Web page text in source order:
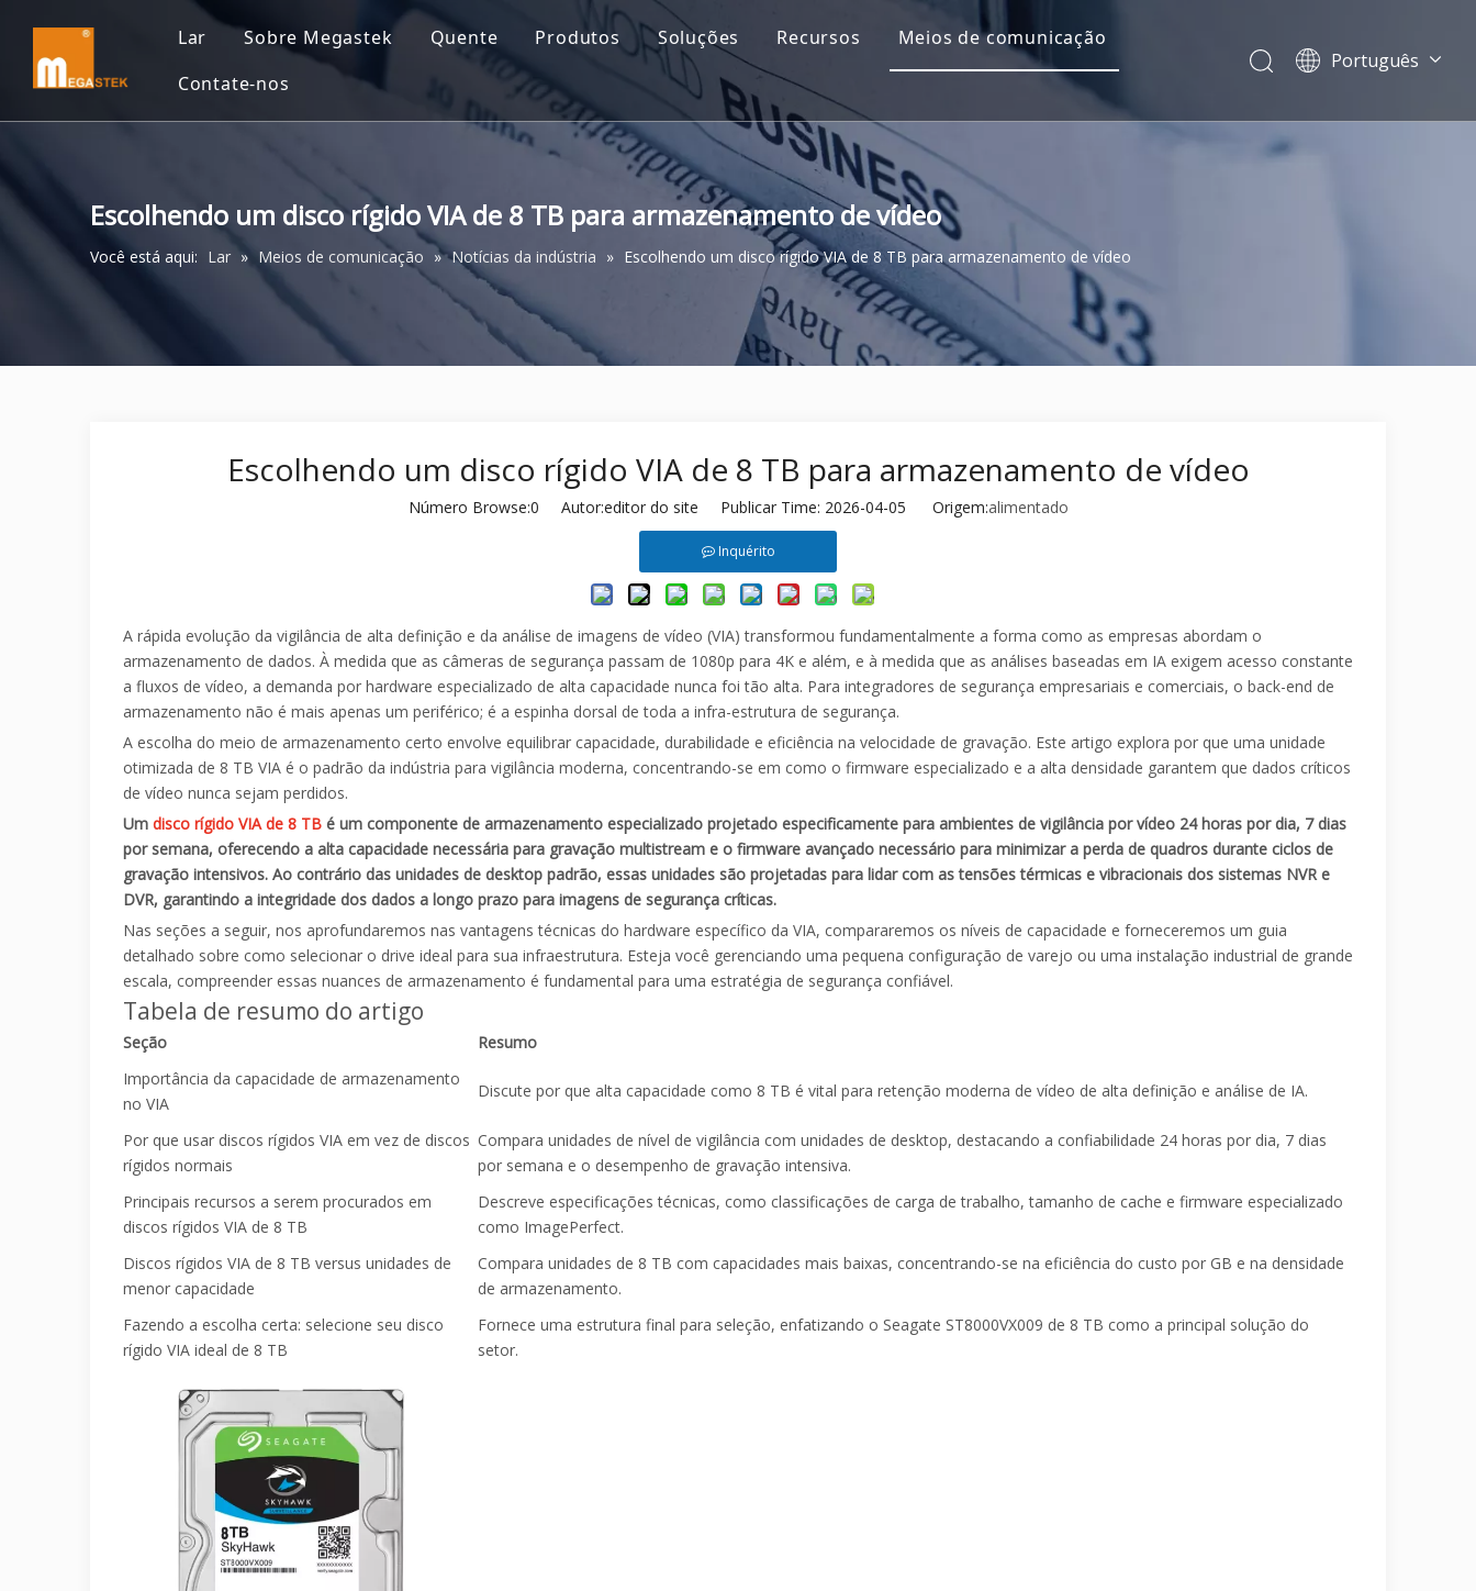
Lar Sobre Megastek Quente Produtos Soluções Recursos
Meios de comunicação
Contate-nos
Português
norsk språk
简体中文
Escolhendo um disco rígido VIA de 8 TB para armazenamento de vídeo
Você está aqui: Lar » Meios de comunicação » Notícias da indústria » Escolhendo um disco rígido VIA de 8 TB para armazenamento de vídeo
Escolhendo um disco rígido VIA de 8 TB para armazenamento de vídeo
Número Browse:0 Autor:editor do site Publicar Time: 2026-04-05 Origem:alimentado
Inquérito
A rápida evolução da vigilância de alta definição e da análise de imagens de vídeo (VIA) transformou fundamentalmente a forma como as empresas abordam o
armazenamento de dados. À medida que as câmeras de segurança passam de 1080p para 4K e além, e à medida que as análises baseadas em IA exigem acesso constante
a fluxos de vídeo, a demanda por hardware especializado de alta capacidade nunca foi tão alta. Para integradores de segurança empresariais e comerciais, o back-end de
armazenamento não é mais apenas um periférico; é a espinha dorsal de toda a infra-estrutura de segurança.
A escolha do meio de armazenamento certo envolve equilibrar capacidade, durabilidade e eficiência na velocidade de gravação. Este artigo explora por que uma unidade
otimizada de 8 TB VIA é o padrão da indústria para vigilância moderna, concentrando-se em como o firmware especializado e a alta densidade garantem que dados críticos
de vídeo nunca sejam perdidos.
Um disco rígido VIA de 8 TB é um componente de armazenamento especializado projetado especificamente para ambientes de vigilância por vídeo 24 horas por dia, 7 dias
por semana, oferecendo a alta capacidade necessária para gravação multistream e o firmware avançado necessário para minimizar a perda de quadros durante ciclos de
gravação intensivos. Ao contrário das unidades de desktop padrão, essas unidades são projetadas para lidar com as tensões térmicas e vibracionais dos sistemas NVR e
DVR, garantindo a integridade dos dados a longo prazo para imagens de segurança críticas.
Nas seções a seguir, nos aprofundaremos nas vantagens técnicas do hardware específico da VIA, compararemos os níveis de capacidade e forneceremos um guia
detalhado sobre como selecionar o drive ideal para sua infraestrutura. Esteja você gerenciando uma pequena configuração de varejo ou uma instalação industrial de grande
escala, compreender essas nuances de armazenamento é fundamental para uma estratégia de segurança confiável.
Tabela de resumo do artigo
Seção
Resumo
Importância da capacidade de armazenamento
no VIA
Discute por que alta capacidade como 8 TB é vital para retenção moderna de vídeo de alta definição e análise de IA.
Por que usar discos rígidos VIA em vez de discos
rígidos normais
Compara unidades de nível de vigilância com unidades de desktop, destacando a confiabilidade 24 horas por dia, 7 dias
por semana e o desempenho de gravação intensiva.
Principais recursos a serem procurados em
discos rígidos VIA de 8 TB
Descreve especificações técnicas, como classificações de carga de trabalho, tamanho de cache e firmware especializado
como ImagePerfect.
Discos rígidos VIA de 8 TB versus unidades de
menor capacidade
Compara unidades de 8 TB com capacidades mais baixas, concentrando-se na eficiência do custo por GB e na densidade
de armazenamento.
Fazendo a escolha certa: selecione seu disco
rígido VIA ideal de 8 TB
Fornece uma estrutura final para seleção, enfatizando o Seagate ST8000VX009 de 8 TB como a principal solução do
setor.